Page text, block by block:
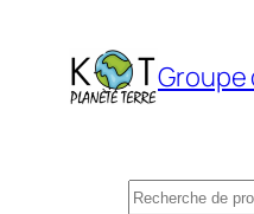
contenu
Groupe